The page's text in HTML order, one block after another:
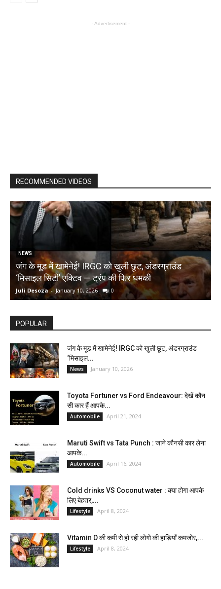
- Advertisement -
RECOMMENDED VIDEOS
NEWS
जंग के मूड में खामेनेई! IRGC को खुली छूट, अंडरग्राउंड
‘मिसाइल सिटी’ एक्टिव — ट्रंप की फिर धमकी
Juli Desoza - January 10, 2026 0
POPULAR
जंग के मूड में खामेनेई! IRGC को खुली छूट, अंडरग्राउंड
‘मिसाइल...
News January 10, 2026
Toyota Fortuner vs Ford Endeavour: देखें कौन
सी कार हैं आपके...
Automobile April 21, 2024
Maruti Swift vs Tata Punch : जाने कौनसी कार लेना
आपके...
Automobile April 16, 2024
Cold drinks VS Coconut water : क्या होगा आपके
लिए बेहतर,...
Lifestyle April 8, 2024
Vitamin D की कमी से हो रही लोगो की हाड़ियाँ कमजोर,...
Lifestyle April 8, 2024